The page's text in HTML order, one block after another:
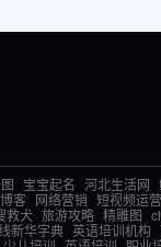
宝宝起名 河北生活网
客 网络营销 短视频运营
救犬 旅游攻略 精雕图
新华字典 英语培训机构